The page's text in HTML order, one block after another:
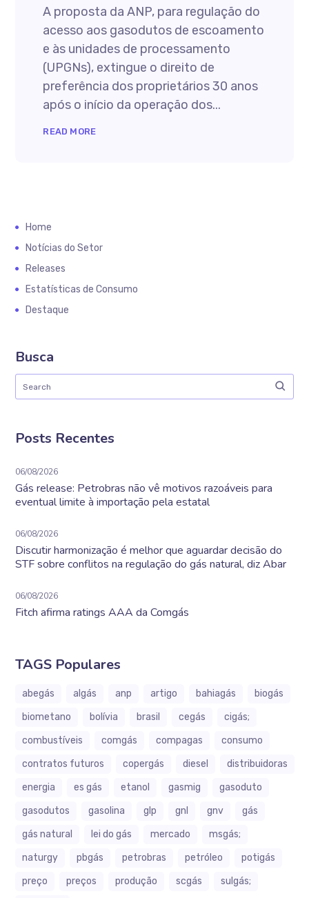
A proposta da ANP, para regulação do
acesso aos gasodutos de escoamento
e às unidades de processamento
(UPGNs), extingue o direito de
preferência dos proprietários 30 anos
após o início da operação dos...
READ MORE
Home
Notícias do Setor
Releases
Estatísticas de Consumo
Destaque
Busca
Posts Recentes
06/08/2026
Gás release: Petrobras não vê motivos razoáveis para
eventual limite à importação pela estatal
06/08/2026
Discutir harmonização é melhor que aguardar decisão do
STF sobre conflitos na regulação do gás natural, diz Abar
06/08/2026
Fitch afirma ratings AAA da Comgás
TAGS Populares
abegás algás anp artigo bahiagás
biogás
biometano
bolívia brasil cegás
cigás;
combustíveis
comgás compagas
consumo
contratos futuros
copergás diesel
distribuidoras
energia
es gás etanol gasmig
gasoduto
gasodutos
gasolina glp gnl gnv
gás
gás natural
lei do gás mercado
msgás;
naturgy
pbgás petrobras petróleo
potigás
preço
preços produção scgás
sulgás;